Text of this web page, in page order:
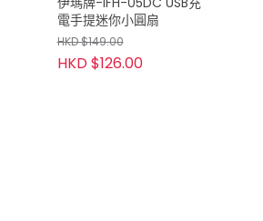
電手提迷你小圓扇
HKD $149.00
HKD $126.00